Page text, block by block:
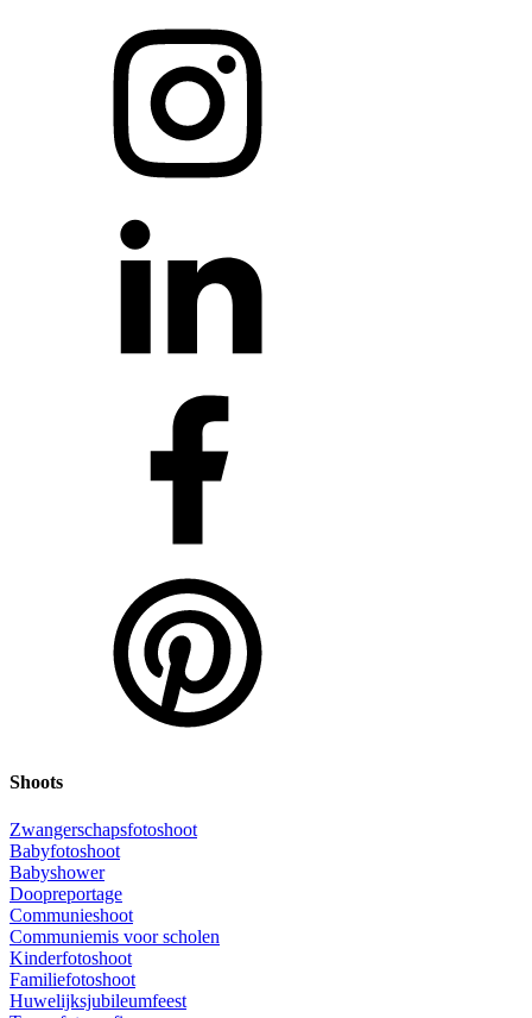
Shoots
Zwangerschapsfotoshoot
Babyfotoshoot
Babyshower
Doopreportage
Communieshoot
Communiemis voor scholen
Kinderfotoshoot
Familiefotoshoot
Huwelijksjubileumfeest